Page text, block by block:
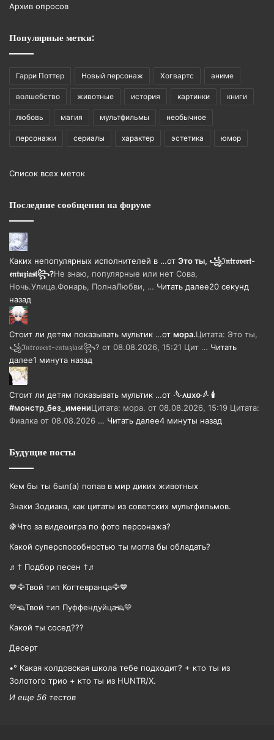
Архив опросов
Популярные метки:
Гарри Поттер Новый персонаж Хогвартс аниме
волшебство животные история картинки книги
любовь магия мультфильмы необычное
персонажи сериалы характер эстетика юмор
Список всех меток
Последние сообщения на форуме
Каких непопулярных исполнителей в …от Это ты, ꧁ℑ𝔫𝔱𝔯𝔬𝔳𝔢𝔯𝔱-
𝔢𝔫𝔱𝔲𝔷𝔦𝔞𝔰𝔱꧂?Не знаю, популярные или нет Сова,
Ночь.Улица.Фонарь, ПолнаЛюбви, … Читать далее20 секунд
назад
Стоит ли детям показывать мультик …от мора.Цитата: Это ты,
꧁ℑ𝔫𝔱𝔯𝔬𝔳𝔢𝔯𝔱-𝔢𝔫𝔱𝔲𝔷𝔦𝔞𝔰𝔱꧂? от 08.08.2026, 15:21 Цит … Читать
далее1 минута назад
Стоит ли детям показывать мультик …от ·𓆩·᧘ᥙх᧐·𓆪· 🕯
#монстр_без_имениЦитата: мора. от 08.08.2026, 15:19 Цитата:
Фиалка от 08.08.2026 … Читать далее4 минуты назад
Будущие посты
Кем бы ты был(а) попав в мир диких животных
Знаки Зодиака, как цитаты из советских мультфильмов.
🍇Что за видеоигра по фото персонажа?
Какой суперспособностью ты могла бы обладать?
♬† Подбор песен †♬
💙🦅Твой тип Когтевранца🦅💙
💛🦡Твой тип Пуффендуйца🦡💛
Какой ты сосед???
Десерт
•° Какая колдовская школа тебе подходит? + кто ты из
Золотого трио + кто ты из HUNTR/X.
И еще 56 тестов